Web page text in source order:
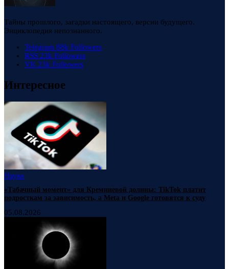
Тайны прошлого, загадки настоящего, версии будущего.
Энциклопедия непознанного.
Telegram 88k Followers
RSS 23k Followers
VK 23k Followers
Интересное
Наука
«Табачный момент» для Кремниевой долины: TikTok платит
подросткам за зависимость, а Meta и Google готовятся к суду
05.08.2026